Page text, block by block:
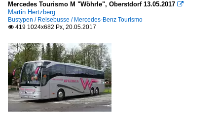
Mercedes Tourismo M "Wöhrle", Oberstdorf 13.05.2017 
Martin Hertzberg
Bustypen / Reisebusse / Mercedes-Benz Tourismo
 419 1024x682 Px, 20.05.2017